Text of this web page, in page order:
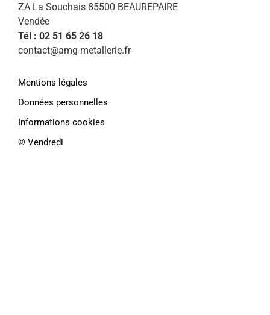
ZA La Souchais 85500 BEAUREPAIRE
Vendée
Tél : 02 51 65 26 18
contact@amg-metallerie.fr
Mentions légales
Données personnelles
Informations cookies
©️ Vendredi